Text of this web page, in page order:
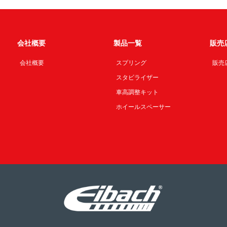
会社概要
会社概要
製品一覧
スプリング
スタビライザー
車高調整キット
ホイールスペーサー
販売
販売